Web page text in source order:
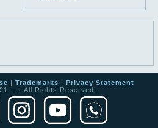
| Trademarks | Privacy Statement
---. All Rights Reserved.